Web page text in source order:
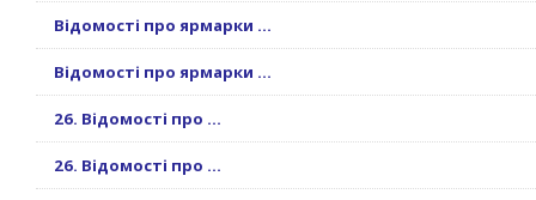
Відомості про ярмарки ...
Відомості про ярмарки ...
26. Відомості про ...
26. Відомості про ...